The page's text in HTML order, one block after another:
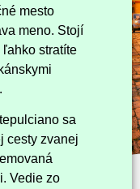
mesto
meno. Stojí
ľahko stratíte
sa
cesty zvanej
Vedie zo